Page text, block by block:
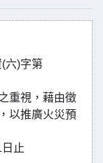
六)字第
重視，藉由徵
以推廣火災預
止